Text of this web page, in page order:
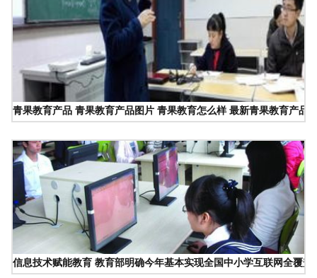
青果教育产品 青果教育产品图片 青果教育怎么样 最新青果教育产品
信息技术赋能教育 教育部明确今年基本实现全国中小学互联网全覆盖